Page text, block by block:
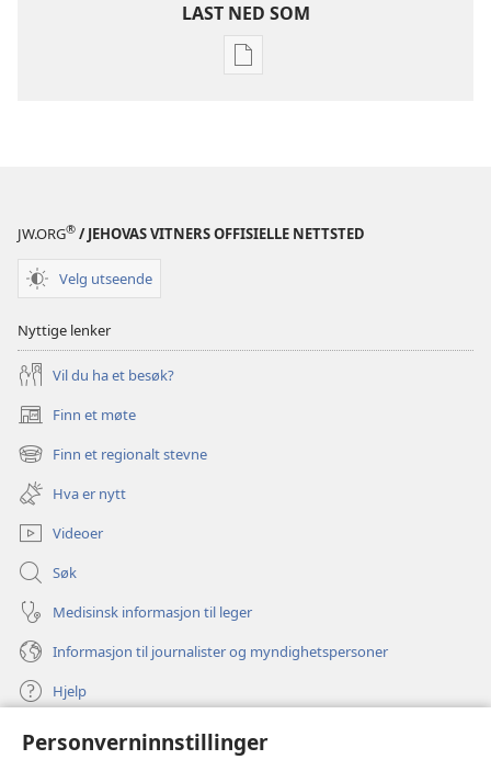
Personverninnstillinger
LAST NED SOM
Nedlastingsalternativer
1. mai
JW.ORG® / JEHOVAS VITNERS OFFISIELLE NETTSTED
Velg utseende
Nyttige lenker
Vil du ha et besøk?
Finn et møte
(åpner
nytt
vindu)
Finn et regionalt stevne
(åpner
nytt
vindu)
Hva er nytt
Videoer
Søk
Medisinsk informasjon til leger
Informasjon til journalister og myndighetspersoner
Hjelp
Bidrag
(åpner